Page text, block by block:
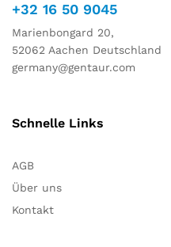
+32 16 50 9045
Marienbongard 20,
52062 Aachen Deutschland
germany@gentaur.com
Schnelle Links
AGB
Über uns
Kontakt